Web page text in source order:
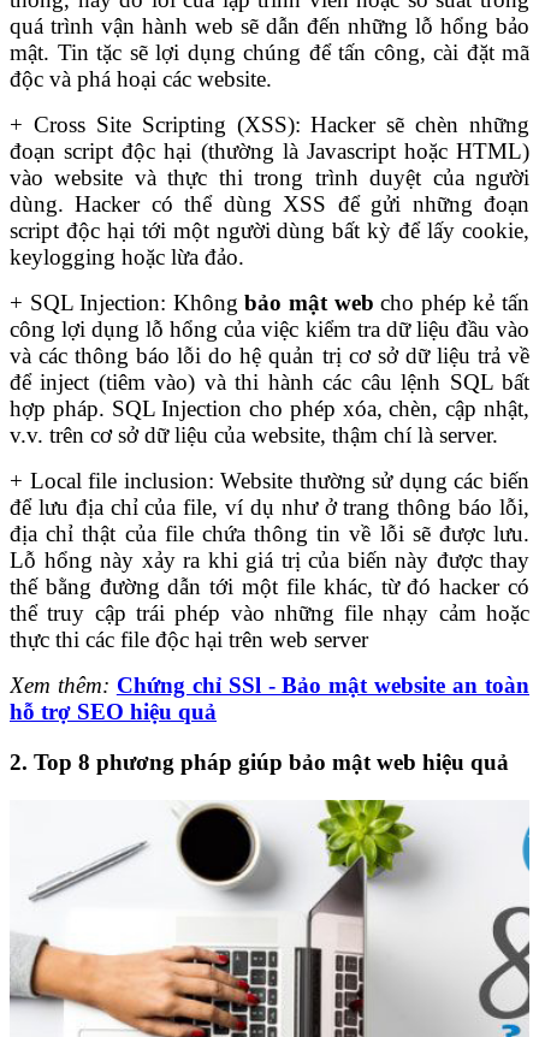
quá trình vận hành web sẽ dẫn đến những lỗ hổng bảo
mật. Tin tặc sẽ lợi dụng chúng để tấn công, cài đặt mã
độc và phá hoại các website.
+ Cross Site Scripting (XSS): Hacker sẽ chèn những
đoạn script độc hại (thường là Javascript hoặc HTML)
vào website và thực thi trong trình duyệt của người
dùng. Hacker có thể dùng XSS để gửi những đoạn
script độc hại tới một người dùng bất kỳ để lấy cookie,
keylogging hoặc lừa đảo.
+ SQL Injection: Khôngbảo mật web cho phép kẻ tấn
công lợi dụng lỗ hổng của việc kiểm tra dữ liệu đầu vào
và các thông báo lỗi do hệ quản trị cơ sở dữ liệu trả về
để inject (tiêm vào) và thi hành các câu lệnh SQL bất
hợp pháp. SQL Injection cho phép xóa, chèn, cập nhật,
v.v. trên cơ sở dữ liệu của website, thậm chí là server.
+ Local file inclusion: Website thường sử dụng các biến
để lưu địa chỉ của file, ví dụ như ở trang thông báo lỗi,
địa chỉ thật của file chứa thông tin về lỗi sẽ được lưu.
Lỗ hổng này xảy ra khi giá trị của biến này được thay
thế bằng đường dẫn tới một file khác, từ đó hacker có
thể truy cập trái phép vào những file nhạy cảm hoặc
thực thi các file độc hại trên web server
Xem thêm: Chứng chỉ SSl - Bảo mật website an toàn
hỗ trợ SEO hiệu quả
2. Top 8 phương pháp giúp bảo mật web hiệu quả